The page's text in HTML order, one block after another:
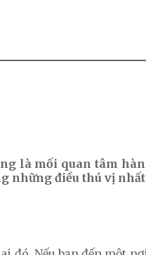
là mối quan tâm
những điều thú vị